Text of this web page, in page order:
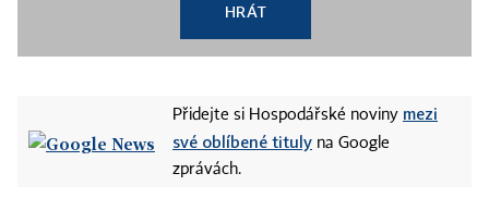
HRÁT
Přidejte si Hospodářské noviny mezi
své oblíbené tituly na Google
zprávách.